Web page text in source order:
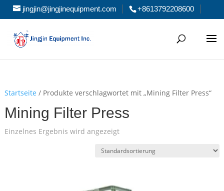
jingjin@jingjinequipment.com +8613792208600
Startseite / Produkte verschlagwortet mit „Mining Filter Press“
Mining Filter Press
Einzelnes Ergebnis wird angezeigt